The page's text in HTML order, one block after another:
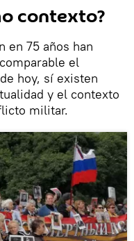
contexto?
en 75 años han
el
hoy, sí existen
y el contexto
militar.